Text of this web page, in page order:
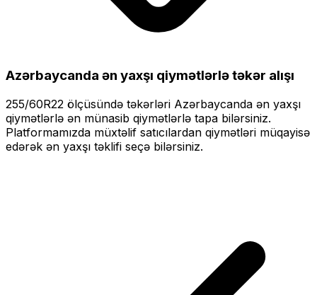
Azərbaycanda ən yaxşı qiymətlərlətəkər alışı
255/60R22 ölçüsündə təkərləri Azərbaycanda ən yaxşı
qiymətlərlə ən münasib qiymətlərlə tapa bilərsiniz.
Platformamızda müxtəlif satıcılardan qiymətləri müqayisə
edərək ən yaxşı təklifi seçə bilərsiniz.